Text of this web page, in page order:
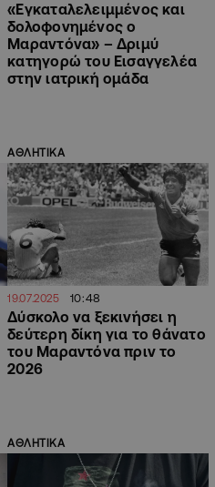
«Εγκαταλελειμμένος και
δολοφονημένος ο
Μαραντόνα» – Δριμύ
κατηγορώ του Εισαγγελέα
στην ιατρική ομάδα
ΑΘΛΗΤΙΚΑ
19.07.2025 10:48
Δύσκολο να ξεκινήσει η
δεύτερη δίκη για το θάνατο
του Μαραντόνα πριν το
2026
ΑΘΛΗΤΙΚΑ